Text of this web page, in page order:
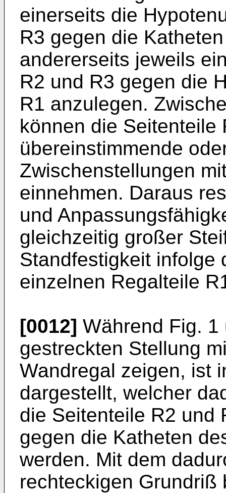
einerseits die
R3 gegen die
andererseits jeweils
R2 und R3 gegen die
R1 anzulegen.
können die Seitenteile
übereinstimmende
Zwischenstellungen
einnehmen. Daraus
und
gleichzeitig großer
Standfestigkeit infolge
einzelnen Regalteile
[0012] Während Fig.
gestreckten Stellung
Wandregal zeigen, ist
dargestellt, welcher
die Seitenteile R2 und
gegen die Kathe­ten
werden. Mit dem
rechteckigen Grundriß